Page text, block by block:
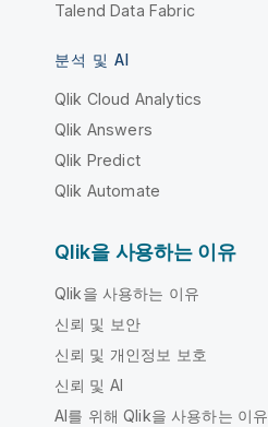
Talend Data Fabric
분석 및 AI
Qlik Cloud Analytics
Qlik Answers
Qlik Predict
Qlik Automate
Qlik을 사용하는 이유
Qlik을 사용하는 이유
신뢰 및 보안
신뢰 및 개인정보 보호
신뢰 및 AI
AI를 위해 Qlik을 사용하는 이유